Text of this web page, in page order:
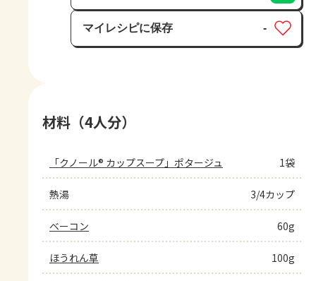
マイレシピに保存
保存済み
-
材料（4人分）
「クノール® カップスープ」ポタージュ 1袋
熱湯 3/4カップ
ベーコン 60g
ほうれん草 100g